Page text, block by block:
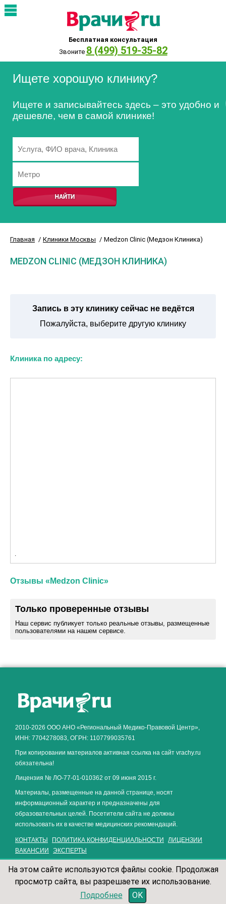
Бесплатная консультация
Звоните 8 (499) 519-35-82
Ищете хорошую клинику?
Ищете и записывайтесь здесь – это удобно и
дешевле, чем в самой клинике!
Главная Клиники Москвы Medzon Clinic (Медзон Клиника)
MEDZON CLINIC (МЕДЗОН КЛИНИКА)
Запись в эту клинику сейчас не ведётся
Пожалуйста, выберите другую клинику
Клиника по адресу:
.
Отзывы «Medzon Clinic»
Только проверенные отзывы
Наш сервис публикует только реальные отзывы, размещенные
пользователями на нашем сервисе.
2010-2026 ООО АНО «Региональный Медико-Правовой Центр»,
ИНН: 7704278083, ОГРН: 1107799035761
При копировании материалов активная ссылка на сайт vrachy.ru
обязательна!
Лицензия № ЛО-77-01-010362 от 09 июня 2015 г.
Материалы, размещенные на данной странице, носят
информационный характер и предназначены для
образовательных целей. Посетители сайта не должны
использовать их в качестве медицинских рекомендаций.
КОНТАКТЫ ПОЛИТИКА КОНФИДЕНЦИАЛЬНОСТИ
ЛИЦЕНЗИИ
ВАКАНСИИ
ЭКСПЕРТЫ
записаться по телефону
На этом сайте используются файлы cookie. Продолжая
просмотр сайта, вы разрешаете их использование.
Подробнее
OK